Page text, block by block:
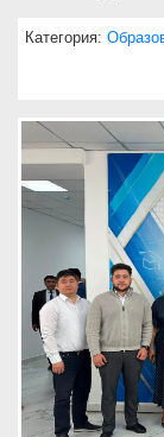
Категория: